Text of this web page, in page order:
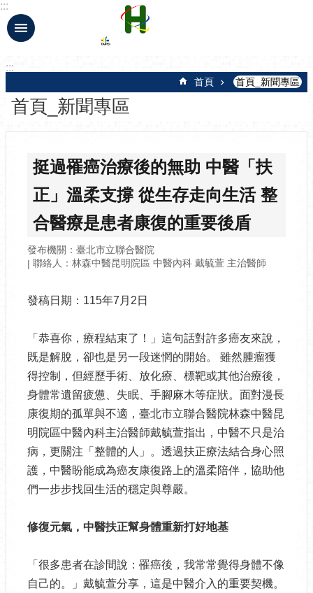
跳到主要內容區塊
:::
:::
首頁 首頁_新聞專區
首頁_新聞專區
挺過罹癌治療後的無助 中醫「扶
正」溫柔支撐 從生存走向生活 整
合醫療是患者康復的重要後盾
發布機關：臺北市立聯合醫院
聯絡人：林森中醫昆明院區 中醫內科 戴毓萱 主治醫師
發稿日期：115年7月2日
「恭喜你，療程結束了！」這句話對許多癌友來說，
既是解脫，卻也是另一段迷惘的開始。 雖然腫瘤獲
得控制，但經歷手術、放化療、標靶或其他治療後，
身體常遺留疲憊、失眠、手腳麻木等症狀。面對漫長
康復期的孤單與不適，臺北市立聯合醫院林森中醫昆
明院區中醫內科主治醫師戴毓萱指出，中醫不只是治
病，更關注「整體的人」。透過扶正療法結合身心照
護，中醫盼能成為癌友康復路上的溫柔陪伴，協助他
們一步步找回生活的穩定與尊嚴。
修復元氣，中醫扶正幫身體重新打好地基
「很多患者在診間說：罹癌後，我常常覺得身體不像
自己的。」戴毓萱分享，這是中醫介入的重要契機。